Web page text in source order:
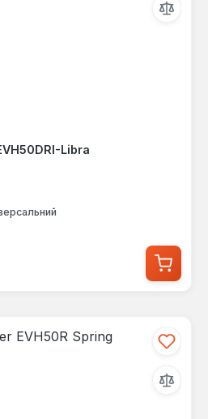
Libra